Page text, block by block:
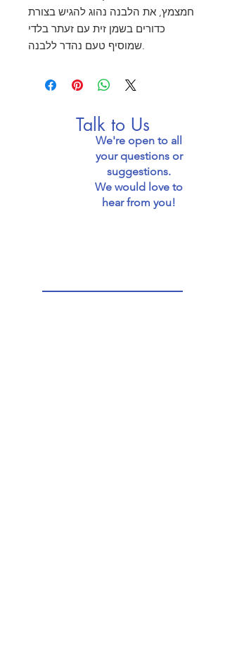
חמצמץ, את הלבנה נהוג להגיש בצורת
כדורים בשמן זית עם זעתר בלדי
שמוסיף טעם נהדר ללבנה.
We're open to all
your questions or
suggestions.
We would love to
hear from you!
Talk to Us